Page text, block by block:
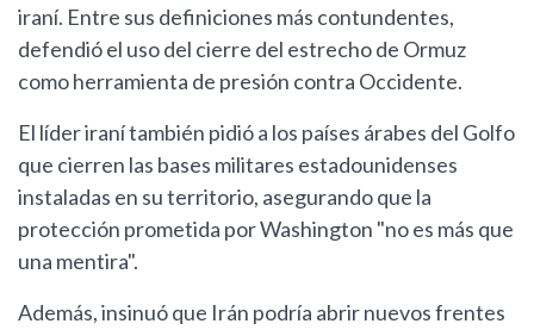
iraní. Entre sus definiciones más contundentes,
defendió el uso del cierre del estrecho de Ormuz
como herramienta de presión contra Occidente.
El líder iraní también pidió a los países árabes del Golfo
que cierren las bases militares estadounidenses
instaladas en su territorio, asegurando que la
protección prometida por Washington "no es más que
una mentira".
Además, insinuó que Irán podría abrir nuevos frentes